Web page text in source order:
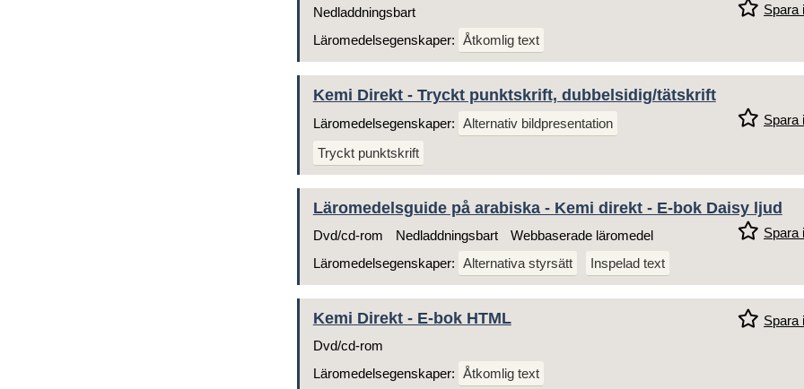
Spara
Nedladdningsbart
Läromedelsegenskaper: Åtkomlig text
Kemi Direkt - Tryckt punktskrift, dubbelsidig/tätskrift
Spara
Läromedelsegenskaper: Alternativ bildpresentation
Tryckt punktskrift
Läromedelsguide på arabiska - Kemi direkt - E-bok Daisy ljud
Spara
Dvd/cd-rom Nedladdningsbart
Webbaserade läromedel
Läromedelsegenskaper: Alternativa styrsätt Inspelad text
Kemi Direkt - E-bok HTML
Spara
Dvd/cd-rom
Läromedelsegenskaper: Åtkomlig text